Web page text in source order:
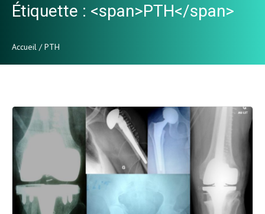
Étiquette : <span>PTH</span>
Accueil /PTH